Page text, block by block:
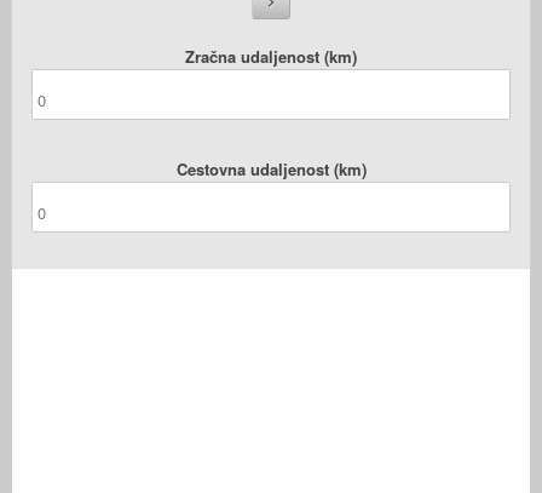
Zračna udaljenost (km)
Cestovna udaljenost (km)